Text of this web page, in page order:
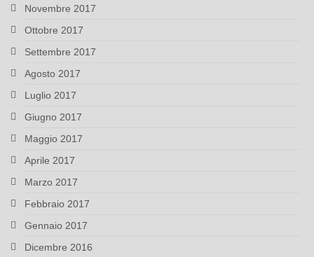
Novembre 2017
Ottobre 2017
Settembre 2017
Agosto 2017
Luglio 2017
Giugno 2017
Maggio 2017
Aprile 2017
Marzo 2017
Febbraio 2017
Gennaio 2017
Dicembre 2016